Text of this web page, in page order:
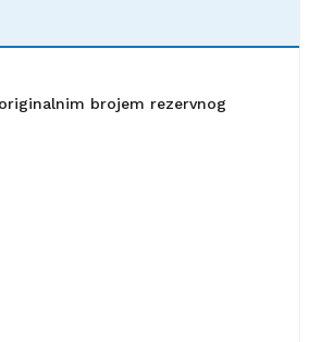
brojem rezervnog